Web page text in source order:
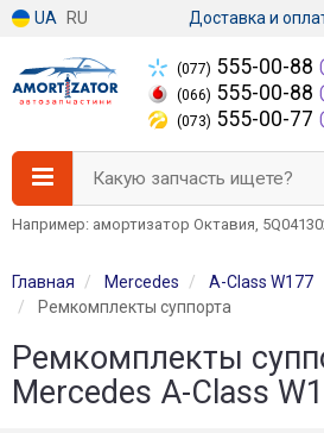
UA RU Доставка и
(077) 555-00-88
(066) 555-00-88
(073) 555-00-77
Какую запчасть ищете?
Например: амортизатор Октавия,
Главная Mercedes
A-Class W177
Ремкомплекты суппорта
Ремкомплекты
Mercedes A-Class